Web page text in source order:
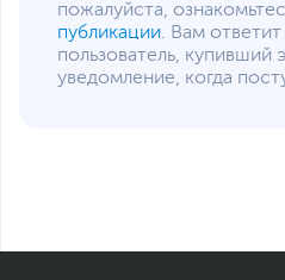
пожалуйста,
публикации. Вам
пользователь,
уведомление, когда